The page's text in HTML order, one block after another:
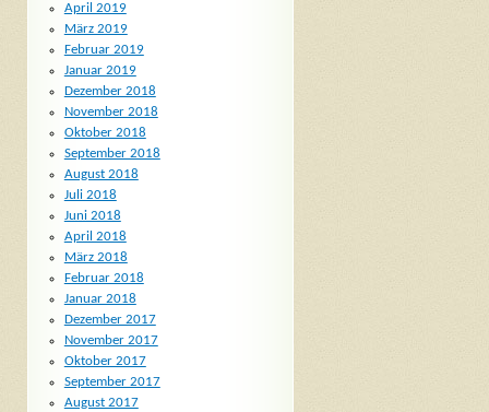
April 2019
März 2019
Februar 2019
Januar 2019
Dezember 2018
November 2018
Oktober 2018
September 2018
August 2018
Juli 2018
Juni 2018
April 2018
März 2018
Februar 2018
Januar 2018
Dezember 2017
November 2017
Oktober 2017
September 2017
August 2017